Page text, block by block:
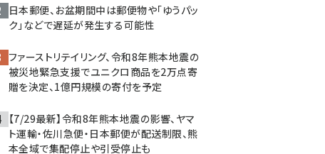
日本郵便、お盆期間中は郵便物や「ゆうパッ
ク」などで遅延が発生する可能性
ファーストリテイリング、令和8年熊本地震の
被災地緊急支援でユニクロ商品を2万点寄
贈を決定、1億円規模の寄付を予定
【7/29最新】令和8年熊本地震の影響、ヤマ
ト運輸・佐川急便・日本郵便が配送制限、熊
本全域で集配停止や引受停止も